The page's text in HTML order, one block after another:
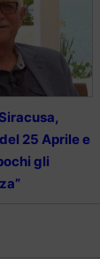
25 Aprile e
gli